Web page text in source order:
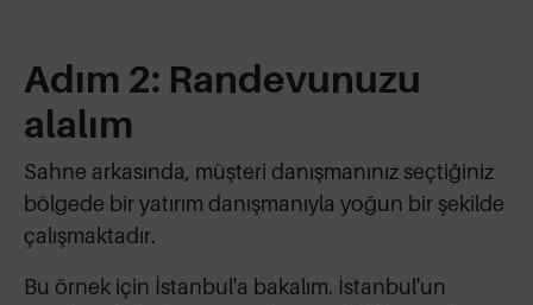
Adım 2: Randevunuzu
alalım
Sahne arkasında, müşteri danışmanınız seçtiğiniz
bölgede bir yatırım danışmanıyla yoğun bir şekilde
çalışmaktadır.
Bu örnek için İstanbul'a bakalım. İstanbul'un